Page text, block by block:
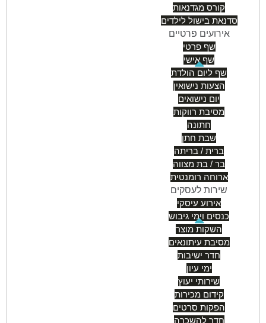
קורס מגדנאות
סדנאת בישול לילדים
אירועים פרטיים
שף פרטי
שף אישי
שף ליום הולדת
הצעות נישואין
יום נישואים
מסיבת רווקות
חתונה
שבת חתן
ברית / בריתה
בר / בת מצווה
ארוחה רומנטית
שירות לעסקים
אירוע עיסקי
כנסים וימי גיבוש
השקות מוצר
מסיבת עיתונאים
חדר ישיבות
ימי עיון
שירותי יעוץ
קידום מכירות
הפקות סרטים
חדר להשכרה